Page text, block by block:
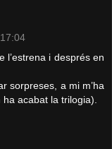
l’estrena i després en
sorpreses, a mi m’ha
acabat la trilogia).